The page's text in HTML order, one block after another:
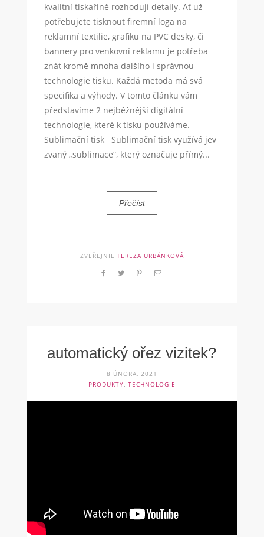
kvalitní tiskařině rozhodují detaily. Ať už
potřebujete tisknout firemní loga na
reklamní textilie, grafiku na PVC desky, či
bannery pro venkovní reklamu je potřeba
znát kromě mnoha dalšího i správnou
technologie tisku. Každá metoda má svá
specifika a výhody. V tomto článku vám
představíme 2 nejběžnější digitální
technologie, které k tisku používáme.
Sublimační tisk Sublimační tisk využívá jev
zvaný „sublimace“, který označuje přímý...
Přečíst
ZVEŘEJNIL TEREZA URBÁNKOVÁ
automatický ořez vizitek?
8 ÚNORA, 2021
PRODUKTY TECHNOLOGIE